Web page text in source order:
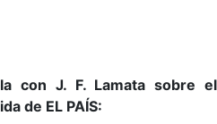
con J. F. Lamata sobre el
de EL PAÍS: